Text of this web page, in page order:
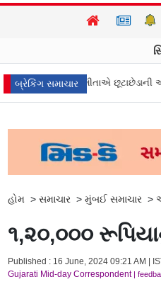
બ્રેકિંગ સમાચાર
પત્ની સંગીતાએ છૂટાછેડાની અરજી
હોમ > સમાચાર > મુંબઈ સમાચાર >
૧,૨૦,૦૦૦
Published : 16 June, 2024 09:21 AM |
Gujarati Mid-day Correspondent|